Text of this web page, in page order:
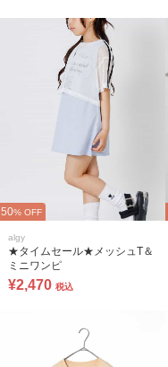
50% OFF
algy
★タイムセール★メッシュT＆
ミニワンピ
¥2,470 税込